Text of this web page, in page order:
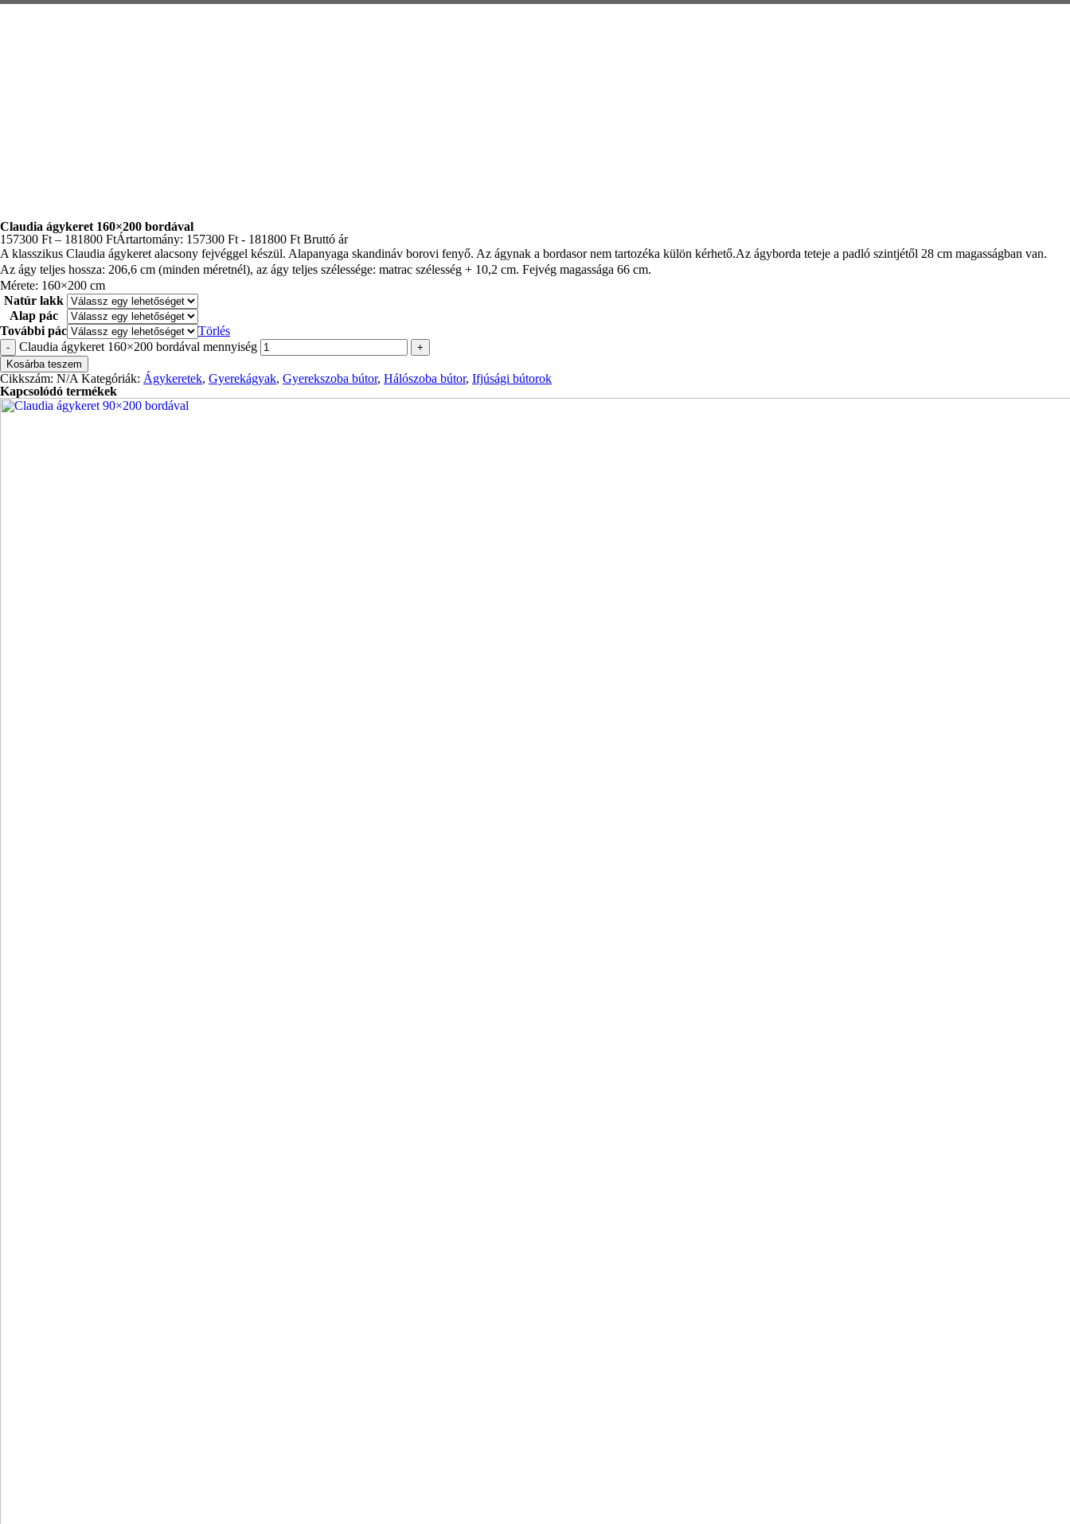
Claudia ágykeret 160×200 bordával
157300 Ft – 181800 FtÁrtartomány: 157300 Ft - 181800 Ft Bruttó ár
A klasszikus Claudia ágykeret alacsony fejvéggel készül. Alapanyaga skandináv borovi fenyő. Az ágynak a bordasor nem tartozéka külön kérhető.Az ágyborda teteje a padló szintjétől 28 cm magasságban van.
Az ágy teljes hossza: 206,6 cm (minden méretnél), az ágy teljes szélessége: matrac szélesség + 10,2 cm. Fejvég magassága 66 cm.
Mérete: 160×200 cm
Natúr lakk
Alap pác
További pác
Törlés
- Claudia ágykeret 160×200 bordával mennyiség
+
Kosárba teszem
Cikkszám: N/A Kategóriák: Ágykeretek, Gyerekágyak, Gyerekszoba bútor, Hálószoba bútor, Ifjúsági bútorok
Kapcsolódó termékek